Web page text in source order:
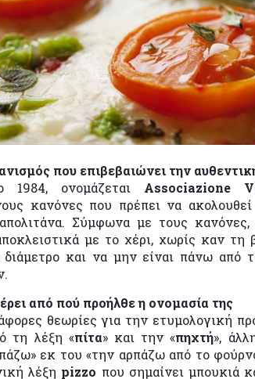
που επιβεβαιώνει την
1984, ονομάζεται Associazione
κανόνες που πρέπει να
Σύμφωνα με τους
με το χέρι, χωρίς καν
και να μην είναι πάνω από
από πού προήλθε η ονομασία της
θεωρίες για την ετυμολογική
τη λέξη «πίτα» και την «πηχτή»,
εκ του «την αρπάζω από το
λέξη pizzo που σημαίνει μπουκιά